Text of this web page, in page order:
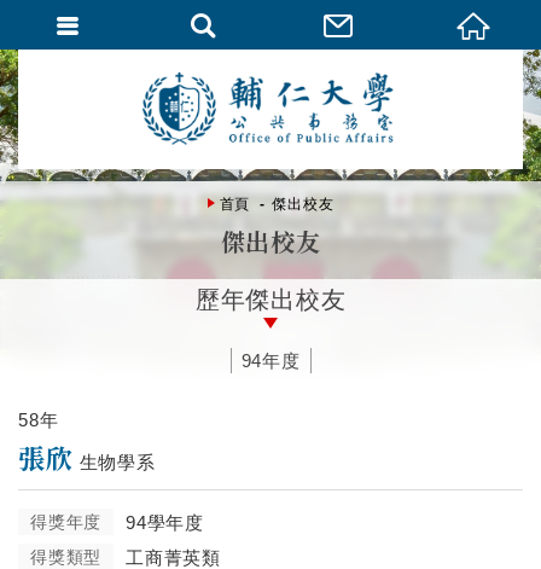
首頁 傑出校友
傑出校友
歷年傑出校友
94年度
58年
張欣 生物學系
得獎年度 94學年度
得獎類型 工商菁英類